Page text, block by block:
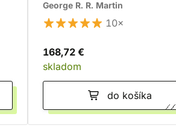
George R. R. Martin
10×
168,72 €
skladom
do košíka